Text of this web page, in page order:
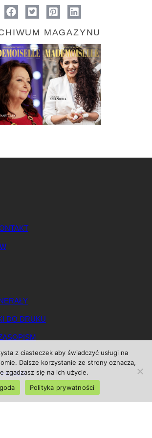
MAGAZYNU
DO DRUKU
z ciasteczek aby świadczyć usługi na
Dalsze korzystanie ze strony oznacza,
zgadzasz się na ich użycie.
Polityka prywatności